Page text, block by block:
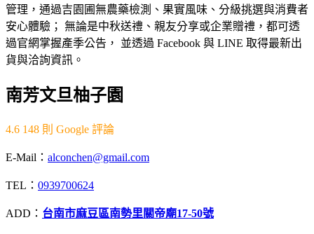
管理，通過吉園圃無農藥檢測、果實風味、分級挑選與消費者
安心體驗； 無論是中秋送禮、親友分享或企業贈禮，都可透
過官網掌握產季公告， 並透過 Facebook 與 LINE 取得最新出
貨與洽詢資訊。
南芳文旦柚子園
4.6 148 則 Google 評論
E-Mail： alconchen@gmail.com
TEL： 0939700624
ADD： 台南市麻豆區南勢里關帝廟17-50號